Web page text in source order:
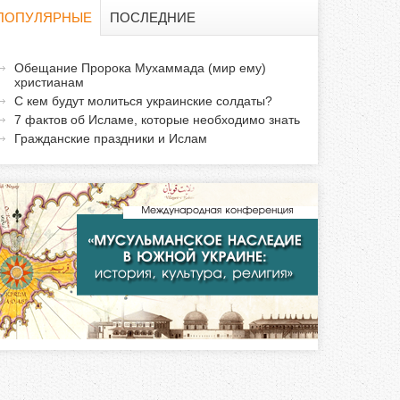
и
с
к
т
ПОСЛЕДНИЕ
Обещание Пророка Мухаммада (мир ему)
христианам
С кем будут молиться украинские солдаты?
7 фактов об Исламе, которые необходимо знать
Гражданские праздники и Ислам